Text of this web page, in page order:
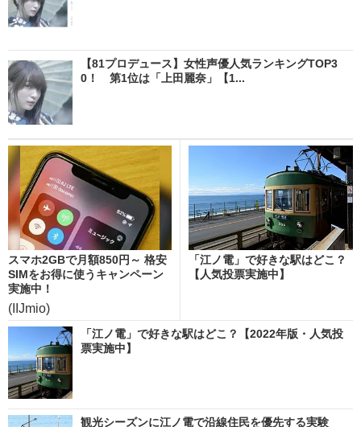
【81プロデュース】女性声優人気ランキングTOP3
0！ 第1位は「上田麗奈」【1...
スマホ2GBで月額850円～ 格安
SIMをお得に使うキャンペーン
実施中！
(IIJmio)
「江ノ電」で好きな駅はどこ？
【人気投票実施中】
「江ノ電」で好きな駅はどこ？【2022年版・人気投
票実施中】
観光シーズンに江ノ電で沿線住民を優先する実験